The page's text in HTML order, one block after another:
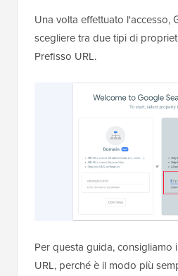
Una volta effettuato l'accesso,
scegliere tra due tipi di
Prefisso URL.
Per questa guida,
URL, perché è il modo più